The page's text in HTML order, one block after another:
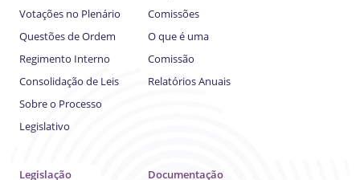
Votações no Plenário
Questões de Ordem
Regimento Interno
Consolidação de Leis
Sobre o Processo
Legislativo
Comissões
O que é uma
Comissão
Relatórios Anuais
Legislação
Documentação